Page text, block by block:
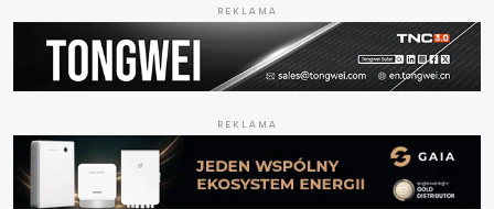
REKLAMA
REKLAMA